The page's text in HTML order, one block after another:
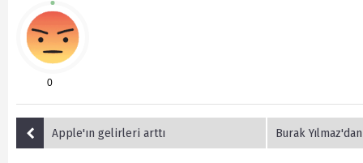
0
Apple'ın gelirleri arttı Burak Yılmaz'dan